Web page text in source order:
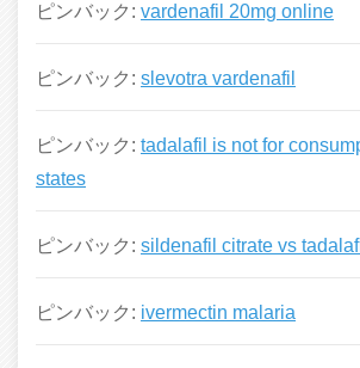
ピンバック: vardenafil 20mg online
ピンバック: slevotra vardenafil
ピンバック: tadalafil is not for
states
ピンバック: sildenafil citrate vs
ピンバック: ivermectin malaria